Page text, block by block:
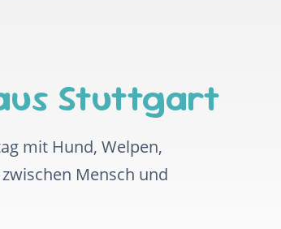
Stuttgart
mit Hund, Welpen,
Mensch und